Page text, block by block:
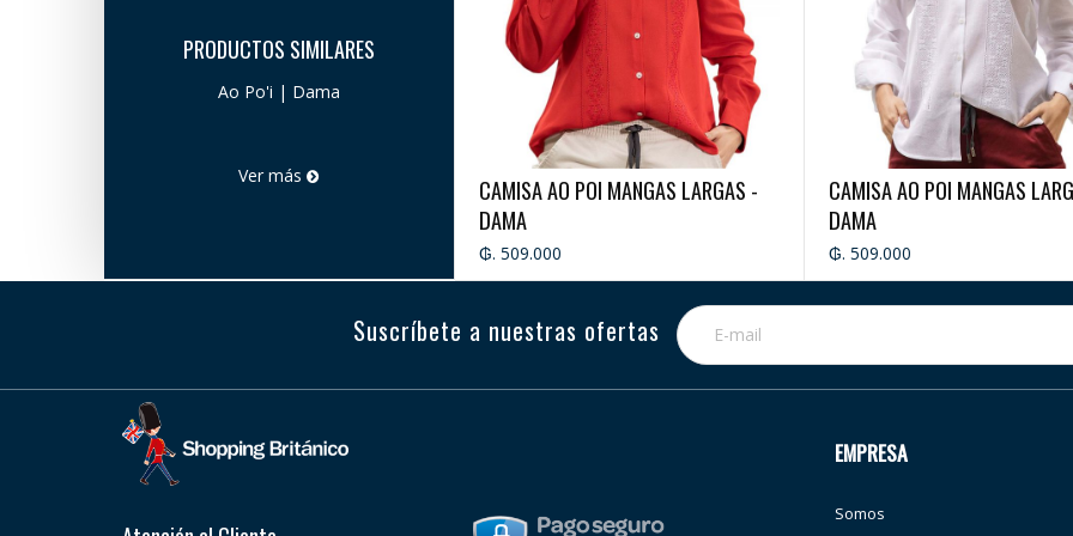
PRODUCTOS SIMILARES
Ao Po'i | Dama
Ver más
CAMISA AO POI MANGAS LARGAS -
DAMA
₲. 509.000
CAMISA AO POI MANGAS
DAMA
₲. 509.000
Suscríbete a nuestras ofertas
EMPRESA
Somos